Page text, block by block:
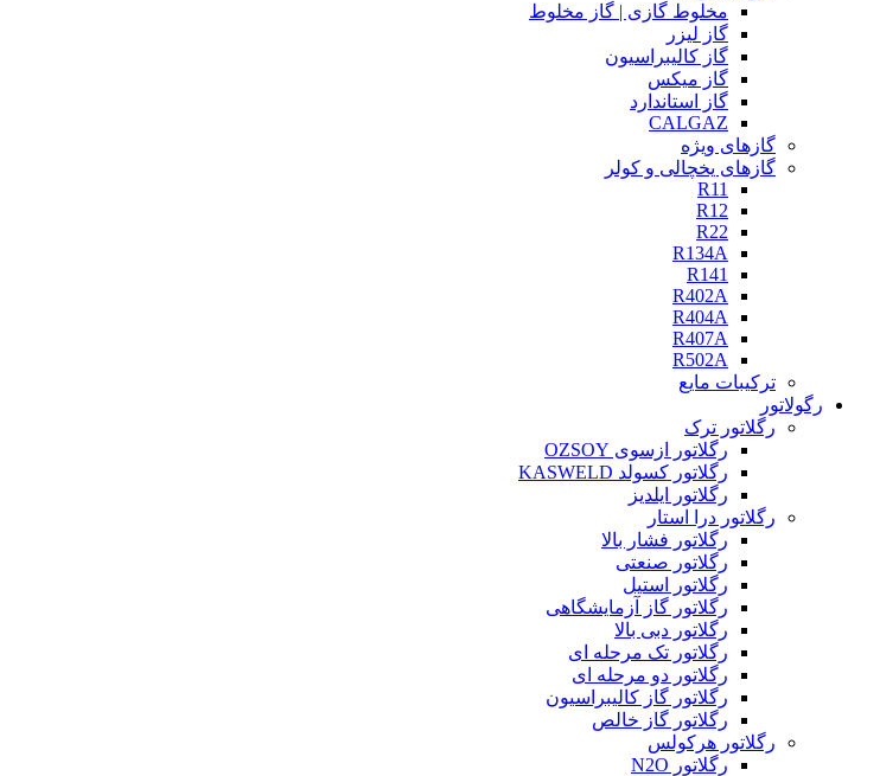
مخلوط گازی | گاز مخلوط
گاز لیزر
گاز کالیبراسیون
گاز میکس
گاز استاندارد
CALGAZ
گازهای ویژه
گازهای یخچالی و کولر
R11
R12
R22
R134A
R141
R402A
R404A
R407A
R502A
ترکیبات مایع
رگولاتور
رگلاتور ترک
رگلاتور ازسوی OZSOY
رگلاتور کسولد KASWELD
رگلاتور ایلدیز
رگلاتور درا استار
رگلاتور فشار بالا
رگلاتور صنعتی
رگلاتور استیل
رگلاتور گاز آزمایشگاهی
رگلاتور دبی بالا
رگلاتور تک مرحله ای
رگلاتور دو مرحله ای
رگلاتور گاز کالیبراسیون
رگلاتور گاز خالص
رگلاتور هرکولس
رگلاتور N2O